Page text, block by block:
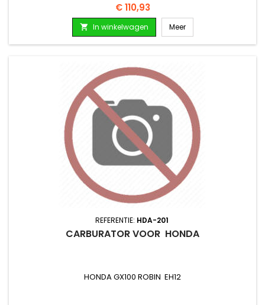
Prijs
€ 110,93
 In winkelwagen Meer
REFERENTIE: HDA-201
CARBURATOR VOOR HONDA
HONDA GX100 ROBIN EH12